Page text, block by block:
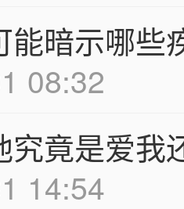
能暗示哪些
08:32
究竟是爱我
14:54